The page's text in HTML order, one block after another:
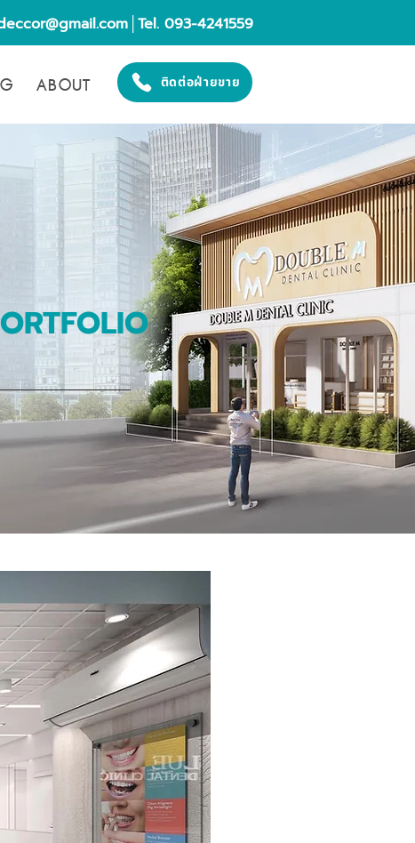
│Tel. 093-4241559
ABOUT ติดต่อฝ่ายขาย